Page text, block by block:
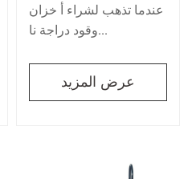
عندما تذهب لشراء أ خزان
وقود دراجة نا...
عرض المزيد